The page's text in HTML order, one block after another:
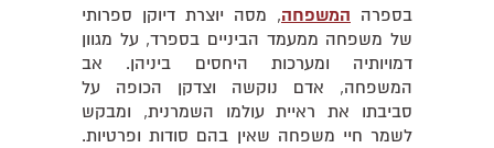
בספרה המשפחה, מסה יוצרת דיוקן ספרותי
של משפחה ממעמד הביניים בספרד, על מגוון
דמויותיה ומערכות היחסים ביניהן. אב
המשפחה, אדם נוקשה וצדקן הכופה על
סביבתו את ראיית עולמו השמרנית, ומבקש
לשמר חיי משפחה שאין בהם סודות ופרטיות.